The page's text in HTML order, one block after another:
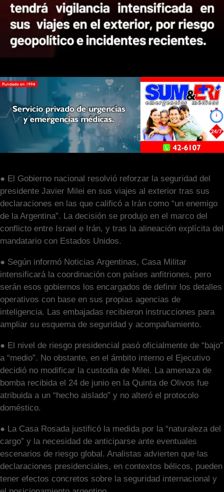
● El Gobierno nacional resolvió reforzar la seguridad del
presidente Javier Milei en sus viajes al exterior tras sus
declaraciones en las que calificó a Irán como “un enemigo
de la Argentina”. La decisión se produjo en el marco del
conflicto entre Israel e Irán, y tras la alineación explícita del
mandatario con Estados Unidos.
● Según informó Noticias Argentinas, Casa Militar
intensificará la coordinación con países anfitriones, pero
serán esos gobiernos los encargados de definir los detalles
operativos con base en sus propias agencias de
inteligencia. Las embajadas recibieron instrucciones para
ampliar su esquema de seguridad y acompañamiento.
● El nivel de riesgo presidencial pasó oficialmente de “bajo”
a “medio”. No obstante, en el ámbito interno el Ejecutivo
decidió no modificar la custodia de Milei. La amenaza de
bomba recibida el 24 de junio en la Quinta de Olivos fue
atribuida a un “hecho aislado” y no alteró el protocolo
doméstico.
● La Casa Rosada justificó la medida por la “naturaleza del
cargo” y la necesidad de anticiparse ante eventuales
escenarios de riesgo global. Analistas advierten que las
declaraciones presidenciales, en contextos bélicos, pueden
tener efectos concretos sobre la seguridad internacional y